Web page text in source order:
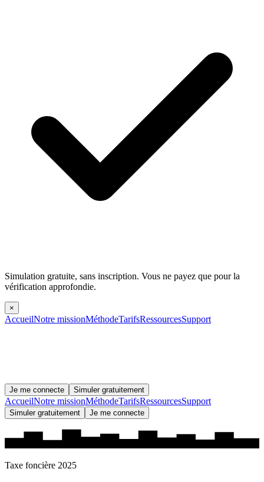
Simulation gratuite, sans inscription. Vous ne payez que pour la
vérification approfondie.
×
AccueilNotre missionMéthodeTarifsRessourcesSupport
Je me connecte Simuler gratuitement
AccueilNotre missionMéthodeTarifsRessourcesSupport
Simuler gratuitement Je me connecte
Taxe foncière 2025